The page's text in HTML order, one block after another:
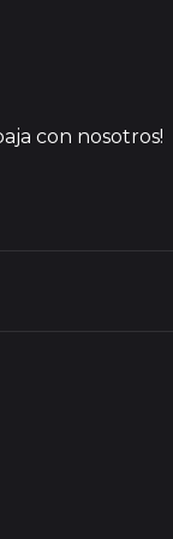
con nosotros!